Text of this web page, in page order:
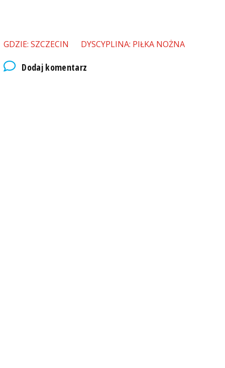
GDZIE: SZCZECIN DYSCYPLINA: PIŁKA NOŻNA
Dodaj komentarz